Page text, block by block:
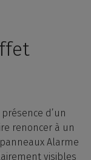
d’un
renoncer à un
Alarme
visibles